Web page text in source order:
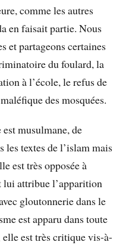
comme les autres
en faisait partie. Nous
et partageons certaines
du foulard, la
à l’école, le refus de
des mosquées.
musulmane, de
les textes de l’islam mais
est très opposée à
lui attribue l’apparition
gloutonnerie dans le
est apparu dans toute
est très critique vis-à-